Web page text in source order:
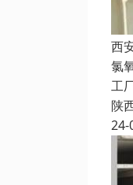
西
氯
工
陕
24-